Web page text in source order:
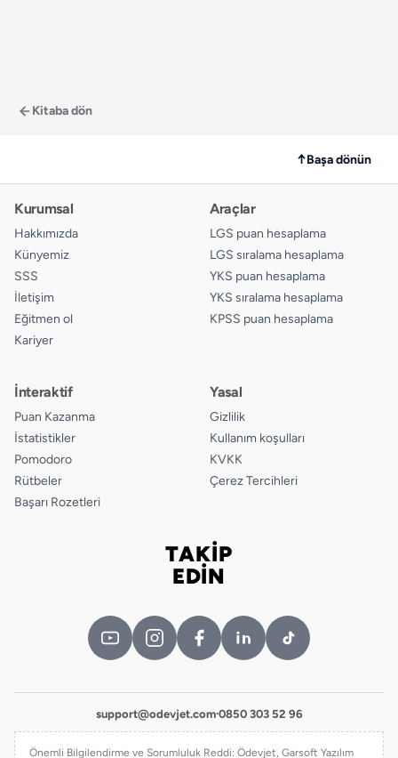
Kitaba dön
↑Başa dönün
Kurumsal
Hakkımızda
Künyemiz
SSS
İletişim
Eğitmen ol
Kariyer
Araçlar
LGS puan hesaplama
LGS sıralama hesaplama
YKS puan hesaplama
YKS sıralama hesaplama
KPSS puan hesaplama
İnteraktif
Puan Kazanma
İstatistikler
Pomodoro
Rütbeler
Başarı Rozetleri
Yasal
Gizlilik
Kullanım koşulları
KVKK
Çerez Tercihleri
TAKİP
EDİN
support@odevjet.com·0850 303 52 96
Önemli Bilgilendirme ve Sorumluluk Reddi: Ödevjet, Garsoft Yazılım